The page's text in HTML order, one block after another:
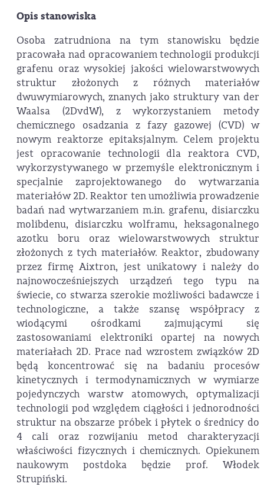
Opis stanowiska
Osoba zatrudniona na tym stanowisku będzie
pracowała nad opracowaniem technologii produkcji
grafenu oraz wysokiej jakości wielowarstwowych
struktur złożonych z różnych materiałów
dwuwymiarowych, znanych jako struktury van der
Waalsa (2DvdW), z wykorzystaniem metody
chemicznego osadzania z fazy gazowej (CVD) w
nowym reaktorze epitaksjalnym. Celem projektu
jest opracowanie technologii dla reaktora CVD,
wykorzystywanego w przemyśle elektronicznym i
specjalnie zaprojektowanego do wytwarzania
materiałów 2D. Reaktor ten umożliwia prowadzenie
badań nad wytwarzaniem m.in. grafenu, disiarczku
molibdenu, disiarczku wolframu, heksagonalnego
azotku boru oraz wielowarstwowych struktur
złożonych z tych materiałów. Reaktor, zbudowany
przez firmę Aixtron, jest unikatowy i należy do
najnowocześniejszych urządzeń tego typu na
świecie, co stwarza szerokie możliwości badawcze i
technologiczne, a także szansę współpracy z
wiodącymi ośrodkami zajmującymi się
zastosowaniami elektroniki opartej na nowych
materiałach 2D. Prace nad wzrostem związków 2D
będą koncentrować się na badaniu procesów
kinetycznych i termodynamicznych w wymiarze
pojedynczych warstw atomowych, optymalizacji
technologii pod względem ciągłości i jednorodności
struktur na obszarze próbek i płytek o średnicy do
4 cali oraz rozwijaniu metod charakteryzacji
właściwości fizycznych i chemicznych. Opiekunem
naukowym postdoka będzie prof. Włodek
Strupiński.